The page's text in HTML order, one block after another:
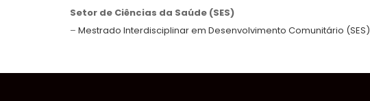
Setor de Ciências da Saúde (SES)
– Mestrado Interdisciplinar em Desenvolvimento Comunitário (SES)